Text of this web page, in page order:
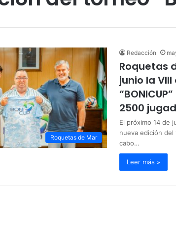
Roquetas de Mar
Redacción
Roquetas
junio la
2500
El próximo 14 de
nueva edición
cabo…
Leer más »